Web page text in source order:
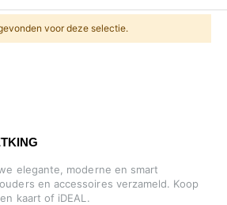
voor deze selectie.
elegante, moderne en smart
en accessoires verzameld. Koop
kaart of iDEAL.